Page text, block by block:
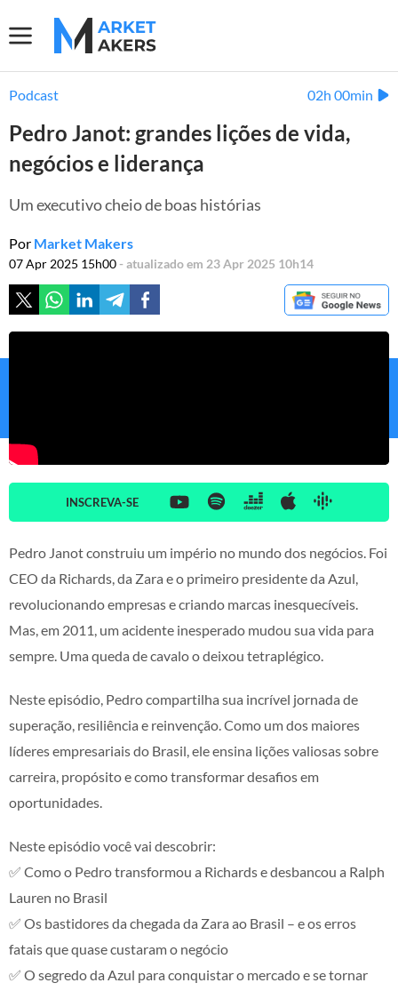
Podcast 02h 00min
Pedro Janot: grandes lições de vida,
negócios e liderança
Um executivo cheio de boas histórias
Por Market Makers
07 Apr 2025 15h00- atualizado em 23 Apr 2025 10h14
INSCREVA-SE
Pedro Janot construiu um império no mundo dos negócios. Foi
CEO da Richards, da Zara e o primeiro presidente da Azul,
revolucionando empresas e criando marcas inesquecíveis.
Mas, em 2011, um acidente inesperado mudou sua vida para
sempre. Uma queda de cavalo o deixou tetraplégico.
Neste episódio, Pedro compartilha sua incrível jornada de
superação, resiliência e reinvenção. Como um dos maiores
líderes empresariais do Brasil, ele ensina lições valiosas sobre
carreira, propósito e como transformar desafios em
oportunidades.
Neste episódio você vai descobrir:
✅ Como o Pedro transformou a Richards e desbancou a Ralph
Lauren no Brasil
✅ Os bastidores da chegada da Zara ao Brasil – e os erros
fatais que quase custaram o negócio
✅ O segredo da Azul para conquistar o mercado e se tornar